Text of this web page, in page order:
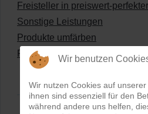
Freisteller in preiswert-
Sonstige Leistungen
Produkte umfärben
Preisliste für digitale
Wir benutzen
Wir nutzen Cookies auf
ihnen sind essenziell für den
während andere uns helfen,